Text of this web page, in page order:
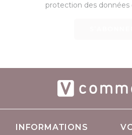
protection des données
INFORMATIONS